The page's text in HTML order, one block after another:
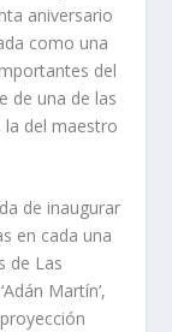
aniversario
como una
del
de una de las
la del maestro
de inaugurar
en cada una
de Las
Martín’,